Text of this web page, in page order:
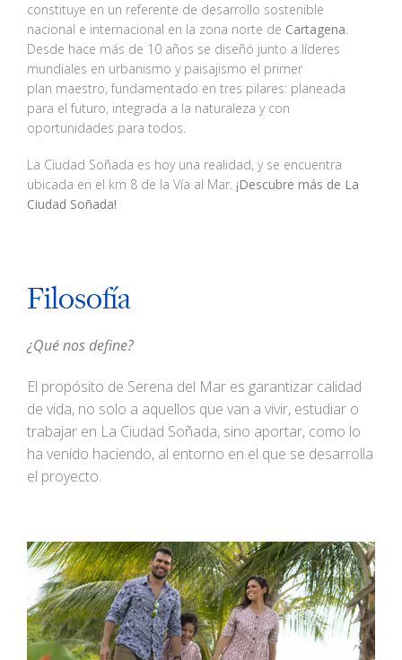
constituye en un referente de desarrollo sostenible
nacional e internacional en la zona norte de Cartagena.
Desde hace más de 10 años se diseñó junto a líderes
mundiales en urbanismo y paisajismo el primer
plan maestro, fundamentado en tres pilares: planeada
para el futuro, integrada a la naturaleza y con
oportunidades para todos.
La Ciudad Soñada es hoy una realidad, y se encuentra
ubicada en el km 8 de la Vía al Mar. ¡Descubre más de La
Ciudad Soñada!
Filosofía
¿Qué nos define?
El propósito de Serena del Mar es garantizar calidad
de vida, no solo a aquellos que van a vivir, estudiar o
trabajar en La Ciudad Soñada, sino aportar, como lo
ha venido haciendo, al entorno en el que se desarrolla
el proyecto.